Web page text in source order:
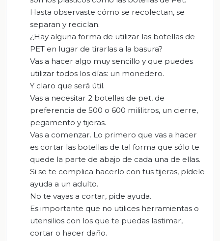
Hasta observaste cómo se recolectan, se
separan y reciclan.
¿Hay alguna forma de utilizar las botellas de
PET en lugar de tirarlas a la basura?
Vas a hacer algo muy sencillo y que puedes
utilizar todos los días: un monedero.
Y claro que será útil.
Vas a necesitar 2 botellas de pet, de
preferencia de 500 o 600 mililitros, un cierre,
pegamento y tijeras.
Vas a comenzar. Lo primero que vas a hacer
es cortar las botellas de tal forma que sólo te
quede la parte de abajo de cada una de ellas.
Si se te complica hacerlo con tus tijeras, pídele
ayuda a un adulto.
No te vayas a cortar, pide ayuda.
Es importante que no utilices herramientas o
utensilios con los que te puedas lastimar,
cortar o hacer daño.